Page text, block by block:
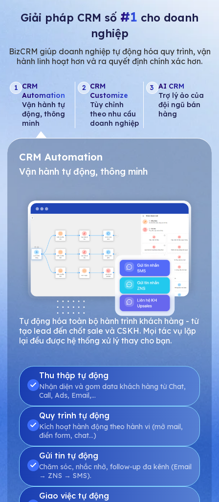
Giải pháp CRM số #1 cho doanh
nghiệp
BizCRM giúp doanh nghiệp tự động hóa quy trình, vận
hành linh hoạt hơn và ra quyết định chính xác hơn.
1 CRM
Automation
Vận hành tự
động, thông
minh
2 CRM
Customize
Tùy chỉnh
theo nhu cầu
doanh nghiệp
3 AI CRM
Trợ lý ảo của
đội ngũ bán
hàng
CRM Automation
Vận hành tự động, thông minh
Tự động hóa toàn bộ hành trình khách hàng - từ
tạo lead đến chốt sale và CSKH. Mọi tác vụ lặp
lại đều được hệ thống xử lý thay cho bạn.
Thu thập tự động
Nhận diện và gom data khách hàng từ Chat,
Call, Ads, Email,…
Quy trình tự động
Kích hoạt hành động theo hành vi (mở mail,
điền form, chat...)
Gửi tin tự động
Chăm sóc, nhắc nhở, follow-up đa kênh (Email
→ ZNS → SMS).
Giao việc tự động